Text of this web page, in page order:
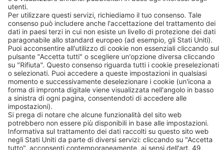
BEKO TECHNOLOGIES S.r.l. a socio unico
Via Druento, 82
10078 – Venaria Reale (TO)
T: +39 011 4500 576
+39 011 4500 577
F: +39 011 4500 578
Contatto